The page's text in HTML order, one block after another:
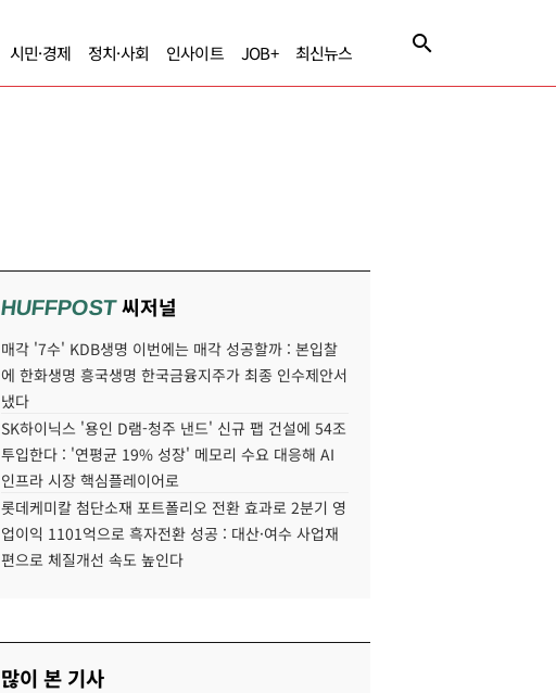
시민·경제 정치·사회 인사이트 JOB+ 최신뉴스
HUFFPOST씨저널
매각 '7수' KDB생명 이번에는 매각 성공할까 : 본입찰
에 한화생명 흥국생명 한국금융지주가 최종 인수제안서
냈다
SK하이닉스 '용인 D램-청주 낸드' 신규 팹 건설에 54조
투입한다 : '연평균 19% 성장' 메모리 수요 대응해 AI
인프라 시장 핵심플레이어로
롯데케미칼 첨단소재 포트폴리오 전환 효과로 2분기 영
업이익 1101억으로 흑자전환 성공 : 대산·여수 사업재
편으로 체질개선 속도 높인다
많이 본 기사